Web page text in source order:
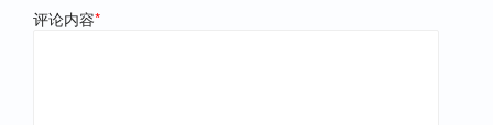
评论内容*